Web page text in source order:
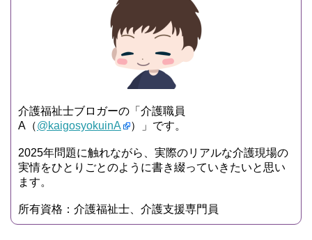
介護福祉士ブロガーの「介護職員
A（@kaigosyokuinA ）」です。
2025年問題に触れながら、実際のリアルな介護現場の
実情をひとりごとのように書き綴っていきたいと思い
ます。
所有資格：介護福祉士、介護支援専門員